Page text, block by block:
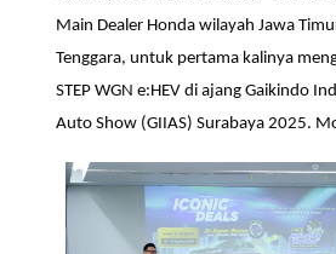
Main Dealer Honda wilayah Jawa
Tenggara, untuk pertama kalinya
STEP WGN e:HEV di ajang Gaikindo
Auto Show (GIIAS) Surabaya 2025.